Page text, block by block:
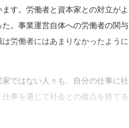
す。労働者と資本家との対立がよ
。事業運営自体への労働者の関与
労働者にはあまりなかったように
ではない人々も、自分の仕事に社
事を通じて社会との接点を持てる